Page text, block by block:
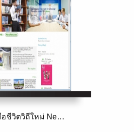
คู่มือชีวิตวิถีใหม่ New Normal